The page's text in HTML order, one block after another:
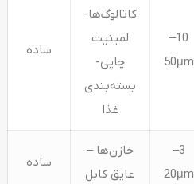
10–
50μm
کاتالوگ‌ها-
لمینیت
چاپی-
بسته‌بندی
غذا
ساده
3–
20μm
خازن‌ها –
عایق کابل
ساده